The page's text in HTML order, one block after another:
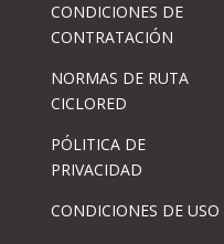
CONDICIONES DE
CONTRATACIÓN
NORMAS DE RUTA
CICLORED
PÓLITICA DE
PRIVACIDAD
CONDICIONES DE USO